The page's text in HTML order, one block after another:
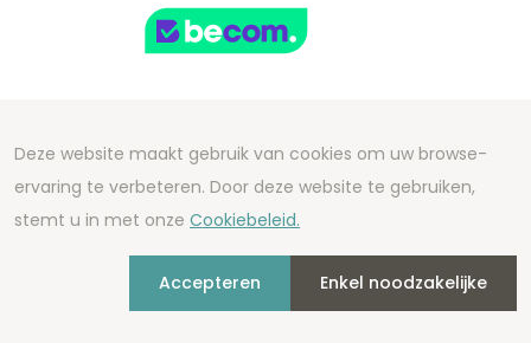
Copyright 2026 We Can Do Better Online BV
Development by2mprove- Content by
2euroherdenkingsmunten.nl
Deze website maakt gebruik van cookies om uw browse-
ervaring te verbeteren. Door deze website te gebruiken,
stemt u in met onze Cookiebeleid.
Accepteren Enkel noodzakelijke